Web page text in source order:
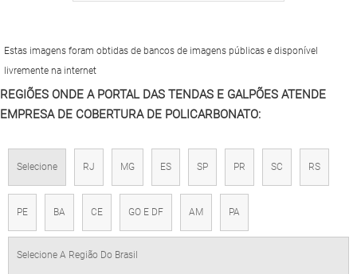
Estas imagens foram obtidas de bancos de imagens públicas e disponível
livremente na internet
REGIÕES ONDE A PORTAL DAS TENDAS E GALPÕES ATENDE
EMPRESA DE COBERTURA DE POLICARBONATO:
Selecione RJ MG ES SP PR SC RS
PE BA CE GO E DF AM PA
Selecione A Região Do Brasil